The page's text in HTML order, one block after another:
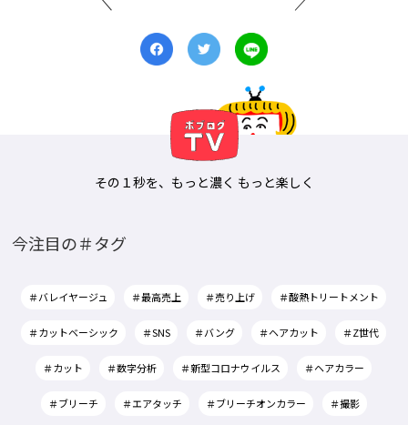
その１秒を、もっと濃く もっと楽しく
今注目の＃タグ
＃バレイヤージュ ＃最高売上 ＃売り上げ ＃酸熱トリートメント
＃カットベーシック ＃SNS ＃バング ＃ヘアカット ＃Z世代
＃カット ＃数字分析 ＃新型コロナウイルス ＃ヘアカラー
＃ブリーチ ＃エアタッチ ＃ブリーチオンカラー ＃撮影